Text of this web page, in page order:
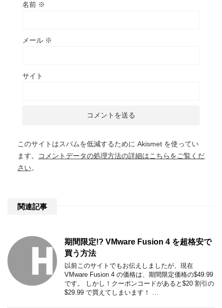
名前 ※
メール ※
サイト
このサイトはスパムを低減するために Akismet を使ってい
ます。
コメントデータの処理方法の詳細はこちらをご覧くだ
さい。
関連記事
期間限定!? VMware Fusion 4 を超格安で
買う方法
以前このサイトでもお伝えしましたが、現在
VMware Fusion 4 の価格は、期間限定価格の$49.99
です。 しかし！クーポンコードがあると$20 割引の
$29.99 で買えてしまいます！ …